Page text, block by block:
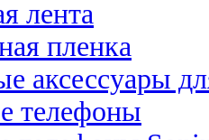
лента
пленка
аксессуары
телефоны